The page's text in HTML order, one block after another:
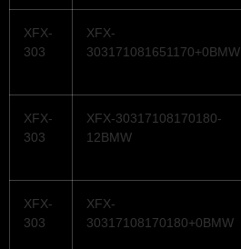
XFX-
303
XFX-
303171081651170+0BMW
XFX-
303
XFX-30317108170180-
12BMW
XFX-
303
XFX-
30317108170180+0BMW